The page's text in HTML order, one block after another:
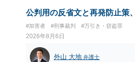
公判用の反省文と再発防止策
#加害者 #刑事裁判 #万引き・窃盗罪
2026年8月6日
外山 大地 弁護士